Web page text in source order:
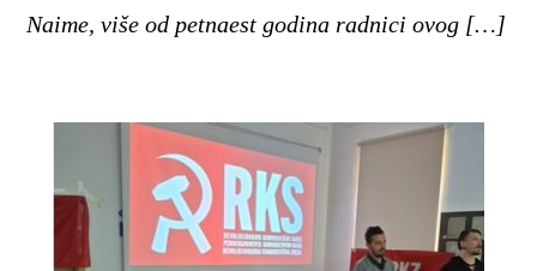
Naime, više od petnaest godina radnici ovog […]